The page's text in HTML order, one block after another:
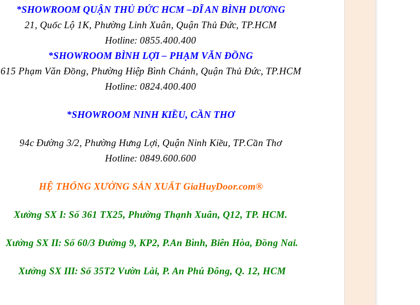
*SHOWROOM QUẬN THỦ ĐỨC HCM –DĨ AN BÌNH DƯƠNG
21, Quốc Lộ 1K, Phường Linh Xuân, Quận Thủ Đức, TP.HCM
Hotline: 0855.400.400
*SHOWROOM BÌNH LỢI – PHẠM VĂN ĐỒNG
615 Phạm Văn Đồng, Phường Hiệp Bình Chánh, Quận Thủ Đức, TP.HCM
Hotline: 0824.400.400
*SHOWROOM NINH KIỀU, CẦN THƠ
94c Đường 3/2, Phường Hưng Lợi, Quận Ninh Kiều, TP.Cần Thơ
Hotline: 0849.600.600
HỆ THỐNG XƯỞNG SẢN XUẤT GiaHuyDoor.com®
Xưởng SX I: Số 361 TX25, Phường Thạnh Xuân, Q12, TP. HCM.
Xưởng SX II: Số 60/3 Đường 9, KP2, P.An Bình, Biên Hòa, Đồng Nai.
Xưởng SX III: Số 35T2 Vườn Lài, P. An Phú Đông, Q. 12, HCM